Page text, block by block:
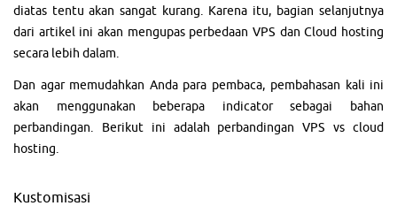
diatas tentu akan sangat kurang. Karena itu, bagian selanjutnya
dari artikel ini akan mengupas perbedaan VPS dan Cloud hosting
secara lebih dalam.
Dan agar memudahkan Anda para pembaca, pembahasan kali ini
akan menggunakan beberapa indicator sebagai bahan
perbandingan. Berikut ini adalah perbandingan VPS vs cloud
hosting.
Kustomisasi